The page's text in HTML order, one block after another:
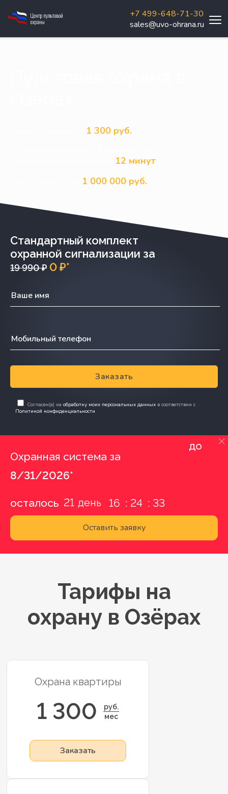
+7 499-648-71-30
sales@uvo-ohrana.ru
1 300 руб.
12 минут
1 000 000 руб.
Стандартный комплект
охранной сигнализации за
19 990 ₽ 0 ₽*
Заказать
Согласен(а) на обработку моих персональных данных в соответствии с
Политикой конфиденциальности
Охранная система за
до
8/31/2026*
осталось 21 16 24 32
Оставить заявку
Тарифы на
охрану в Озёрах
Охрана квартиры
1 300
руб.
мес
Заказать